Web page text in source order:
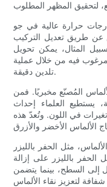
حرارة عالية في جو
عن طريق تعديل التركيب
المثال، يمكن تحويل
فيه من خلال عملية
تلدين دقيقة.
المُصنّع مخبريًا. فمن
يستطيع العلماء إحداث
في اللون. وتُعدّ هذه
مثل الحفر بالليزر
بالليزر على إزالة
السطح، بينما يتضمن